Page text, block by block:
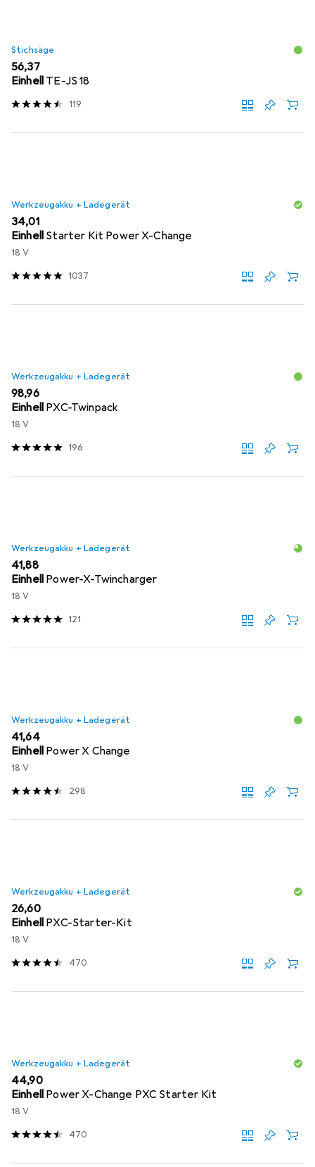
Stichsäge
EUR
56,37
Einhell TE-JS 18
119
Werkzeugakku + Ladegerät
EUR
34,01
Einhell Starter Kit Power X-Change
18 V
1037
Werkzeugakku + Ladegerät
EUR
98,96
Einhell PXC-Twinpack
18 V
196
Werkzeugakku + Ladegerät
EUR
41,88
Einhell Power-X-Twincharger
18 V
121
Werkzeugakku + Ladegerät
EUR
41,64
Einhell Power X Change
18 V
298
Werkzeugakku + Ladegerät
EUR
26,60
Einhell PXC-Starter-Kit
18 V
470
Werkzeugakku + Ladegerät
EUR
44,90
Einhell Power X-Change PXC Starter Kit
18 V
470